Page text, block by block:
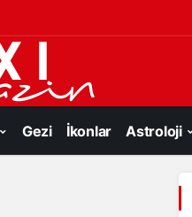
Gezi İkonlar Astroloji